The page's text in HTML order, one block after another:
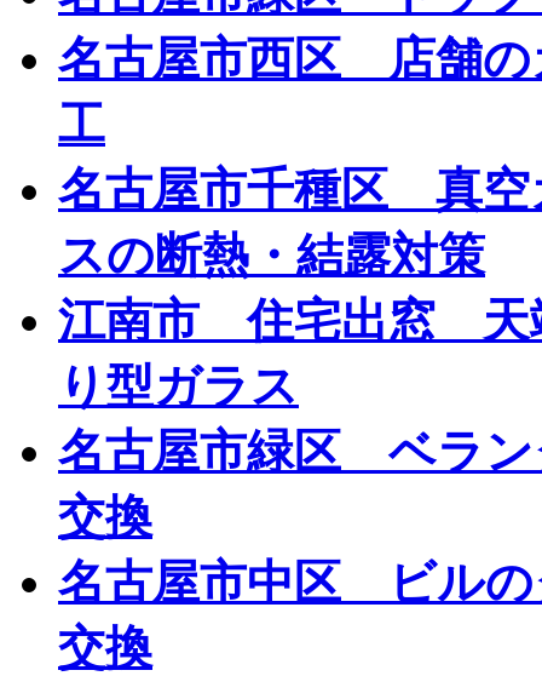
名古屋市西区 店舗
工
名古屋市千種区 真
スの断熱・結露対策
江南市 住宅出窓 天
り型ガラス
名古屋市緑区 ベラ
交換
名古屋市中区 ビル
交換